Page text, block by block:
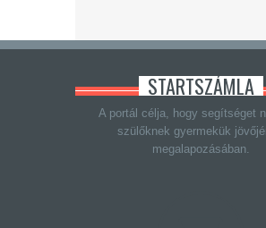
STARTSZÁMLA
A portál célja, hogy segítséget
szülőknek gyermekük
megalapozásában.